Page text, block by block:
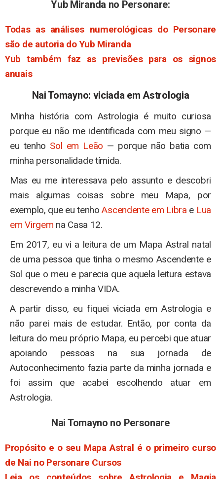
Yub Miranda no Personare:
Todas as análises numerológicas do Personare
são de autoria do Yub Miranda
Yub também faz as previsões para os signos
anuais
Nai Tomayno: viciada em Astrologia
Minha história com Astrologia é muito curiosa
porque eu não me identificada com meu signo —
eu tenho Sol em Leão — porque não batia com
minha personalidade tímida.
Mas eu me interessava pelo assunto e descobri
mais algumas coisas sobre meu Mapa, por
exemplo, que eu tenhoAscendente em Libra e Lua
em Virgem na Casa 12.
Em 2017, eu vi a leitura de um Mapa Astral natal
de uma pessoa que tinha o mesmo Ascendente e
Sol que o meu e parecia que aquela leitura estava
descrevendo a minha VIDA.
A partir disso, eu fiquei viciada em Astrologia e
não parei mais de estudar. Então, por conta da
leitura do meu próprio Mapa, eu percebi que atuar
apoiando pessoas na sua jornada de
Autoconhecimento fazia parte da minha jornada e
foi assim que acabei escolhendo atuar em
Astrologia.
Nai Tomayno no Personare
Propósito e o seu Mapa Astral é o primeiro curso
de Nai no Personare Cursos